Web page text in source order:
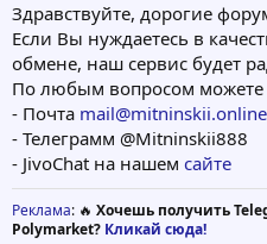
Здравствуйте, дорогие
Если Вы нуждаетесь в
обмене, наш сервис будет
По любым вопросом можете
- Почта mail@mitninskii.online
- Телеграмм @Mitninskii888
- JivoChat на нашем сайте
Реклама: 🔥 Хочешь получить
Polymarket? Кликай сюда!